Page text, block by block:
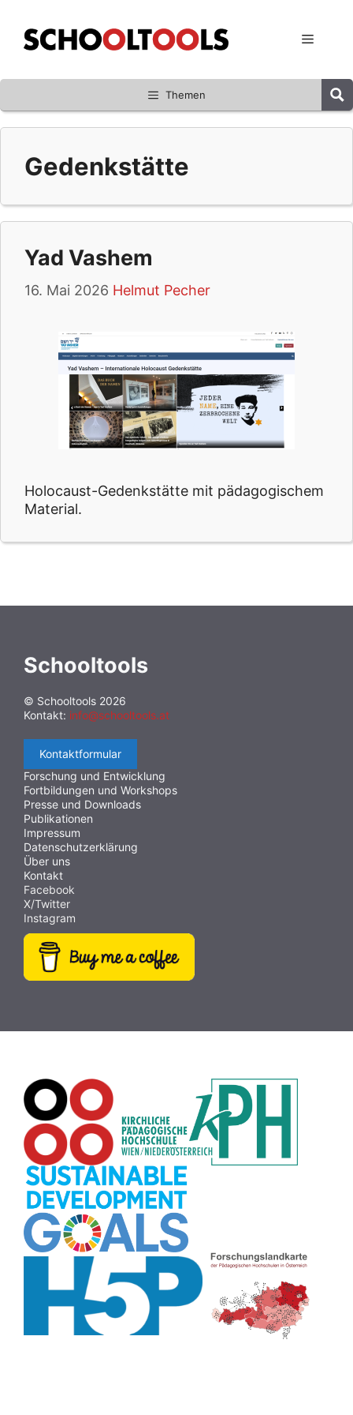
Inhalt
springen
Menü
Themen
Gedenkstätte
Yad Vashem
16. Mai 2026 Helmut Pecher
Holocaust-Gedenkstätte mit pädagogischem
Material.
Schooltools
© Schooltools 2026
Kontakt: info@schooltools.at
Kontaktformular
Forschung und Entwicklung
Fortbildungen und Workshops
Presse und Downloads
Publikationen
Impressum
Datenschutzerklärung
Über uns
Kontakt
Facebook
X/Twitter
Instagram